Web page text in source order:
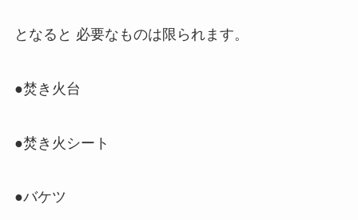
となると 必要なものは限られます。
●焚き火台
●焚き火シート
●バケツ